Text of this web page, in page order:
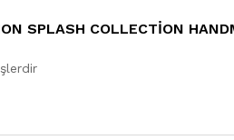
SPLASH COLLECTION